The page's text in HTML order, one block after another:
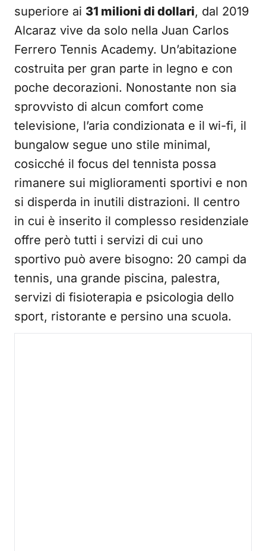
superiore ai 31 milioni di dollari, dal 2019
Alcaraz vive da solo nella Juan Carlos
Ferrero Tennis Academy. Un’abitazione
costruita per gran parte in legno e con
poche decorazioni. Nonostante non sia
sprovvisto di alcun comfort come
televisione, l’aria condizionata e il wi-fi, il
bungalow segue uno stile minimal,
cosicché il focus del tennista possa
rimanere sui miglioramenti sportivi e non
si disperda in inutili distrazioni. Il centro
in cui è inserito il complesso residenziale
offre però tutti i servizi di cui uno
sportivo può avere bisogno: 20 campi da
tennis, una grande piscina, palestra,
servizi di fisioterapia e psicologia dello
sport, ristorante e persino una scuola.